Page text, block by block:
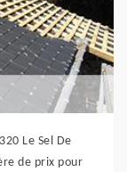
Le Sel De
de prix pour